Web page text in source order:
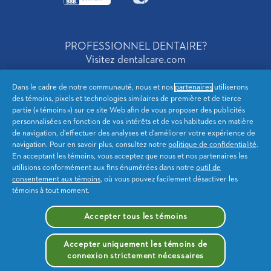
PROFESSIONNEL DENTAIRE?
Visitez dentalcare.com
Canada French
Notification de ConfidentialiteConfidentialité de l'AC
Conditions d’utilisation Déclaration d’accessibilité
Plan du site
Me désinscrire de la publicité
Dans le cadre de notre communauté, nous et nos partenaires utiliserons
des témoins, pixels et technologies similaires de première et de tierce
partie (« témoins ») sur ce site Web afin de vous proposer des publicités
personnalisées en fonction de vos intérêts et de vos habitudes en matière
de navigation, d’effectuer des analyses et d’améliorer votre expérience de
navigation. Pour en savoir plus, consultez notre politique de confidentialité.
En acceptant les témoins, vous acceptez que nous et nos partenaires les
utilisions conformément aux fins énumérées dans notre outil de
consentement aux témoins, où vous pouvez facilement désactiver les
témoins à tout moment.
Accepter tous les témoins
Accepter uniquement les témoins de
connexion strictement nécessaires